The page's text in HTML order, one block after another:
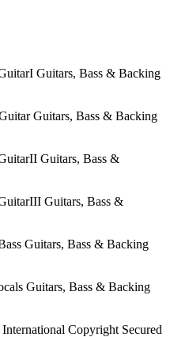
Copyright Secured